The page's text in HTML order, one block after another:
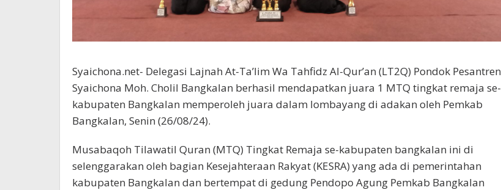
Syaichona.net- Delegasi Lajnah At-Ta’lim Wa Tahfidz Al-Qur’an (LT2Q) Pondok Pesantren
Syaichona Moh. Cholil Bangkalan berhasil mendapatkan juara 1 MTQ tingkat remaja se-
kabupaten Bangkalan memperoleh juara dalam lombayang di adakan oleh Pemkab
Bangkalan, Senin (26/08/24).
Musabaqoh Tilawatil Quran (MTQ) Tingkat Remaja se-kabupaten bangkalan ini di
selenggarakan oleh bagian Kesejahteraan Rakyat (KESRA) yang ada di pemerintahan
kabupaten Bangkalan dan bertempat di gedung Pendopo Agung Pemkab Bangkalan